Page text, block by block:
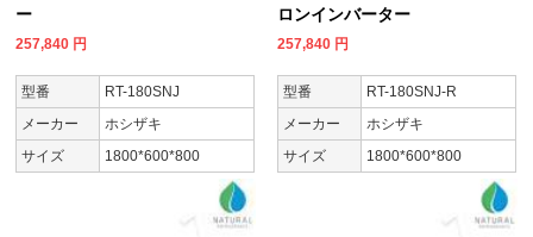
ー
257,840 円
型番
RT-180SNJ
メーカー
ホシザキ
サイズ
1800*600*800
ロンインバーター
257,840 円
型番
RT-180SNJ-R
メーカー
ホシザキ
サイズ
1800*600*800